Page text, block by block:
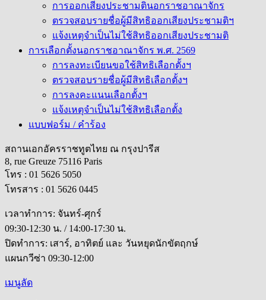
การออกเสียงประชามตินอกราชอาณาจักร
ตรวจสอบรายชื่อผู้มีสิทธิออกเสียงประชามติฯ
แจ้งเหตุจำเป็นไม่ใช้สิทธิออกเสียงประชามติ
การเลือกตั้งนอกราชอาณาจักร พ.ศ. 2569
การลงทะเบียนขอใช้สิทธิเลือกตั้งฯ
ตรวจสอบรายชื่อผู้มีสิทธิเลือกตั้งฯ
การลงคะแนนเลือกตั้งฯ
แจ้งเหตุจำเป็นไม่ใช้สิทธิเลือกตั้ง
แบบฟอร์ม / คำร้อง
สถานเอกอัครราชทูตไทย ณ กรุงปารีส
8, rue Greuze 75116 Paris
โทร : 01 5626 5050
โทรสาร : 01 5626 0445
เวลาทำการ: จันทร์-ศุกร์
09:30-12:30 น. / 14:00-17:30 น.
ปิดทำการ: เสาร์, อาทิตย์ และ วันหยุดนักขัตฤกษ์
แผนกวีซ่า 09:30-12:00
เมนูลัด